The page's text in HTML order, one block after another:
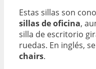
Estas sillas son
sillas de oficina,
silla de escritorio
ruedas. En inglés,
chairs.